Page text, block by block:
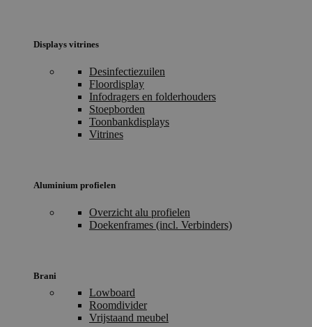
Displays vitrines
Desinfectiezuilen
Floordisplay
Infodragers en folderhouders
Stoepborden
Toonbankdisplays
Vitrines
Aluminium profielen
Overzicht alu profielen
Doekenframes (incl. Verbinders)
Brani
Lowboard
Roomdivider
Vrijstaand meubel